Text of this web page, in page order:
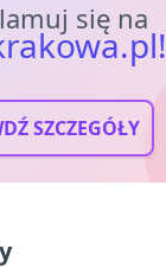
się na
SZCZEGÓŁY